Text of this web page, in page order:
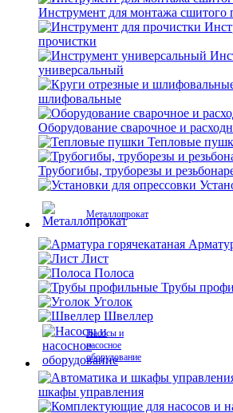
Инструмент для монтажа сшитого
прочистки
универсальный
шлифовальные
Оборудование сварочное и
Тепловые
Трубогибы, труборезы и
Металлопрокат
Лист
Полоса
Трубы
Уголок
Швеллер
Насосы и
насосное
оборудование
шкафы управления